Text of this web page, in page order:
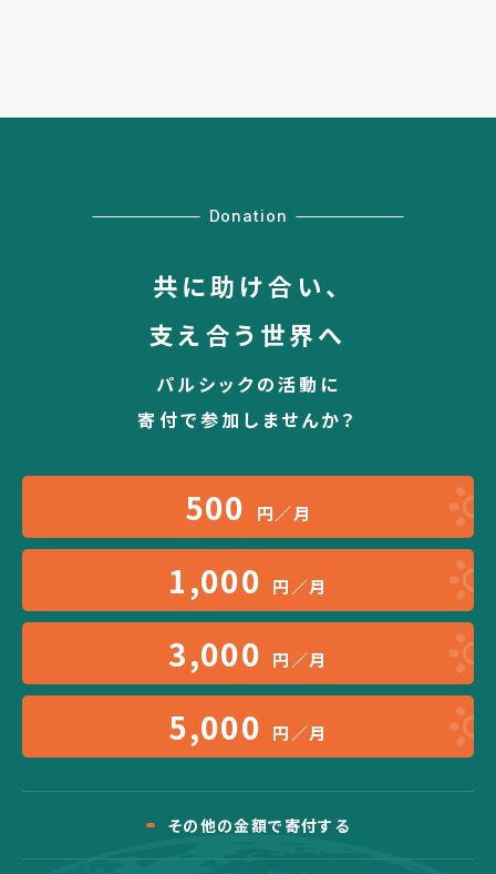
Donation
共に助け合い、
支え合う世界へ
パルシックの活動に
寄付で参加しませんか？
500 円／月
1,000 円／月
3,000 円／月
5,000 円／月
その他の金額で寄付する